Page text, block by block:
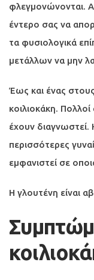
φλεγμονώνονται.
έντερο σας να
τα φυσιολογικά
μετάλλων να μην
Έως και ένας
κοιλιοκάκη.
έχουν διαγνωστεί.
περισσότερες
εμφανιστεί σε
Η γλουτένη είναι